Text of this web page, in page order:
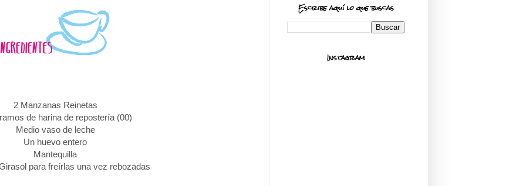
2 Manzanas Reinetas
de harina de repostería (00)
Medio vaso de leche
Un huevo entero
Mantequilla
para freírlas una vez rebozadas
Escribe aquí lo que buscas
Instagram